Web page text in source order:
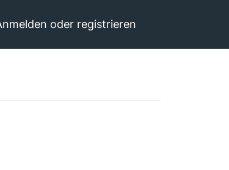
oder registrieren